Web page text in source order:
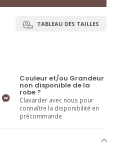
TABLEAU DES TAILLES
Couleur et/ou Grandeur
non disponible de la
robe ?
Clavarder avec nous pour
connaître la disponibilité en
précommande